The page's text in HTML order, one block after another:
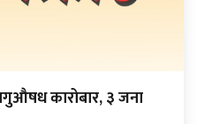
कारोबार, ३ जना